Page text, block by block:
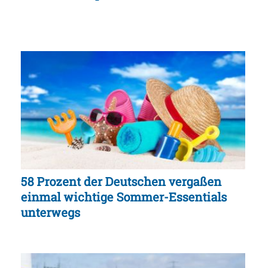
58 Prozent der Deutschen vergaßen
einmal wichtige Sommer-Essentials
unterwegs